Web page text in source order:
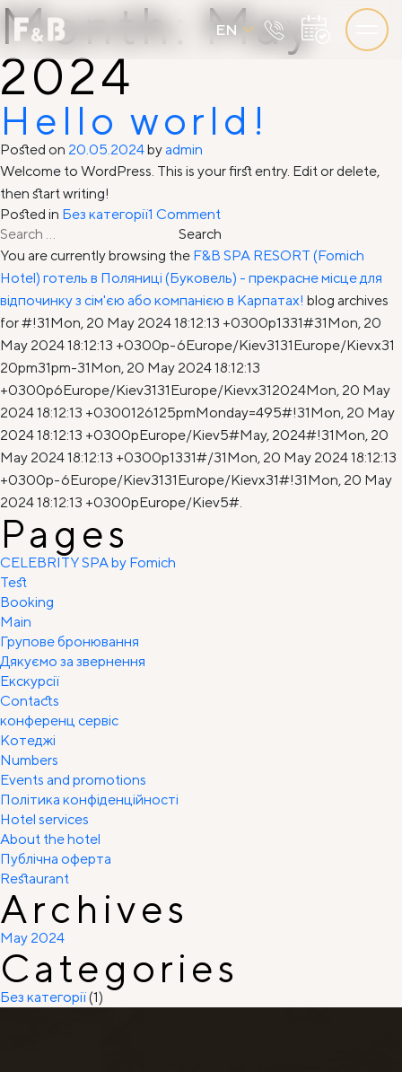
EN
Month: May
2024
Hello world!
Posted on 20.05.2024byadmin
Welcome to WordPress. This is your first entry. Edit or delete,
then start writing!
Posted in Без категорії1 Comment
Привіт,
світ!
Search
for:
You are currently browsing the F&B SPA RESORT (Fomich
Hotel) готель в Поляниці (Буковель) - прекрасне місце для
відпочинку з сім'єю або компанією в Карпатах! blog archives
for #!31Mon, 20 May 2024 18:12:13 +0300p1331#31Mon, 20
May 2024 18:12:13 +0300p-6Europe/Kiev3131Europe/Kievx31
20pm31pm-31Mon, 20 May 2024 18:12:13
+0300p6Europe/Kiev3131Europe/Kievx312024Mon, 20 May
2024 18:12:13 +0300126125pmMonday=495#!31Mon, 20 May
2024 18:12:13 +0300pEurope/Kiev5#May, 2024#!31Mon, 20
May 2024 18:12:13 +0300p1331#/31Mon, 20 May 2024 18:12:13
+0300p-6Europe/Kiev3131Europe/Kievx31#!31Mon, 20 May
2024 18:12:13 +0300pEurope/Kiev5#.
Pages
CELEBRITY SPA by Fomich
Test
Booking
Main
Групове бронювання
Дякуємо за звернення
Екскурсії
Contacts
конференц сервіс
Котеджі
Numbers
Events and promotions
Політика конфіденційності
Hotel services
About the hotel
Публічна оферта
Restaurant
Archives
May 2024
Categories
Без категорії(1)